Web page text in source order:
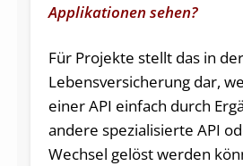
Applikationen sehen?
Für Projekte stellt das in
Lebensversicherung dar,
einer API einfach durch
andere spezialisierte API
Wechsel gelöst werden